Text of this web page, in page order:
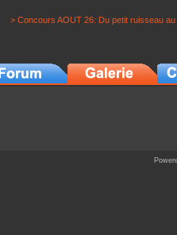
> Concours AOUT 26: Du petit ruisseau